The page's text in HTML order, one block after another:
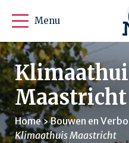
Menu
Maastricht
Home Bouwen en
Klimaathuis Maastricht